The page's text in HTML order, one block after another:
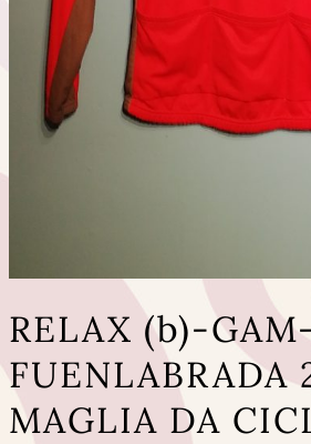
RELAX (b)-
FUENLABRADA
MAGLIA DA